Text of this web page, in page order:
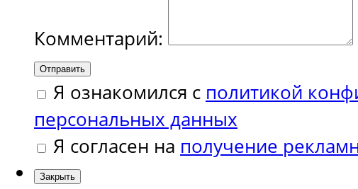
Комментарий:
Отправить
Я ознакомился с политикой
персональных данных
Я согласен на получение
Закрыть